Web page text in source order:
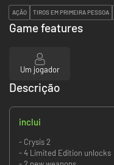
AÇÃO TIROS EM PRIMEIRA PESSOA
Game features
Um jogador
Descrição
inclui
- Crysis 2
- 4 Limited Edition unlocks